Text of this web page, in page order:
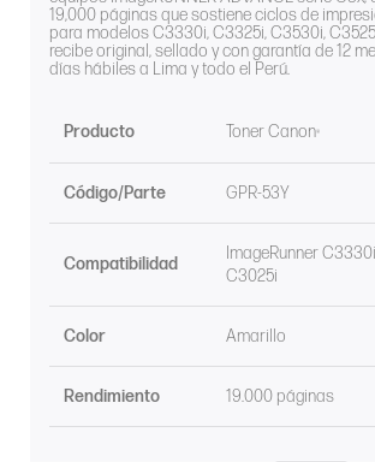
19,000 páginas que sostiene ciclos de
para modelos C3330i, C3325i, C3530i,
recibe original, sellado y con garantía de 12
días hábiles a Lima y todo el Perú.
Producto TonerCanon®
Código/Parte GPR-53Y
Compatibilidad
ImageRunner
C3025i
Color Amarillo
Rendimiento 19.000 páginas